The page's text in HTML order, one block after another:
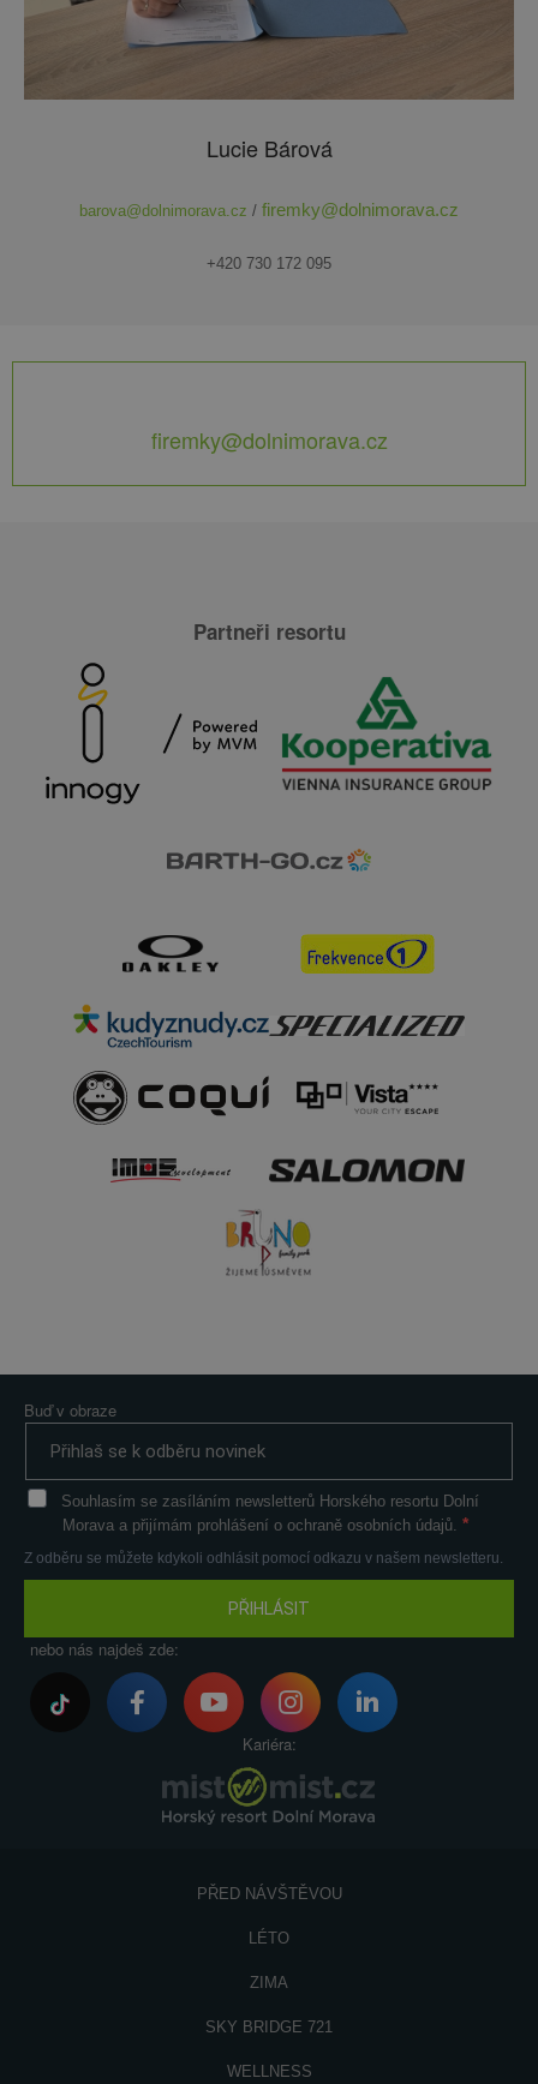
Lucie Bárová
barova@dolnimorava.cz / firemky@dolnimorava.cz
+420 730 172 095
firemky@dolnimorava.cz
Partneři resortu
Buď v obraze
PŘIHLÁSIT
Souhlasím se zasíláním newsletterů Horského resortu Dolní
Morava a přijímám prohlášení o ochraně osobních údajů.
Z odběru se můžete kdykoli odhlásit pomocí odkazu v našem newsletteru.
nebo nás najdeš zde:
Kariéra:
PŘED NÁVŠTĚVOU
LÉTO
ZIMA
SKY BRIDGE 721
WELLNESS